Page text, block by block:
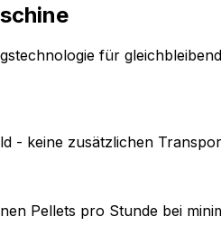
für
- keine zusätzlichen
Pellets pro Stunde bei